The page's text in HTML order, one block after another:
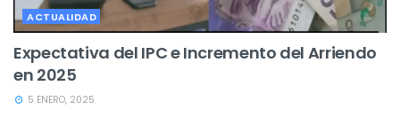
ACTUALIDAD
Expectativa del IPC e Incremento del Arriendo
en 2025
5 ENERO, 2025